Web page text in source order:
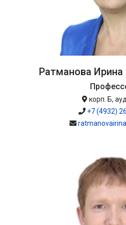
Ратманова
корп. Б,
+7 (4932)